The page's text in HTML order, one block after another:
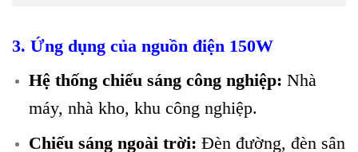
3. Ứng dụng của nguồn điện 150W
Hệ thống chiếu sáng công nghiệp: Nhà
máy, nhà kho, khu công nghiệp.
Chiếu sáng ngoài trời: Đèn đường, đèn sân